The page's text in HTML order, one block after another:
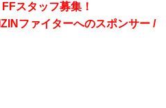
スタッフ募集！
ファイターへのスポンサー /